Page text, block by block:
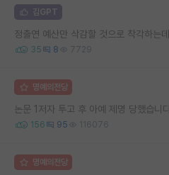
김GPT
정출연 예산만 삭감할 것으로 착각하는데
35 8 7729
명예의전당
논문 1저자 투고 후 아예 제명 당했습니다.
156 95 116076
명예의전당